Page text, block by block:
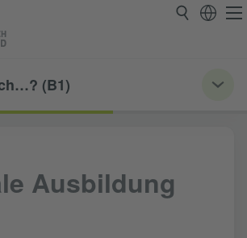
(B1)
Ausbildung